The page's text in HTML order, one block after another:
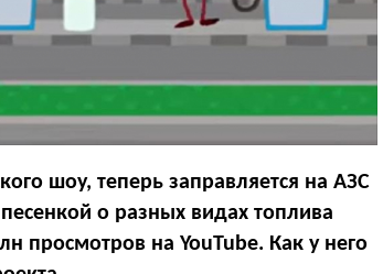
шоу, теперь заправляется на АЗС
о разных видах топлива
просмотров на YouTube. Как у него